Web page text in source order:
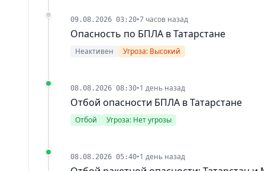
09.08.2026 03:20•7 часов назад
Опасность по БПЛА в Татарстане
Неактивен Угроза: Высокий
08.08.2026 08:30•1 день назад
Отбой опасности БПЛА в Татарстане
Отбой Угроза: Нет угрозы
08.08.2026 05:40•1 день назад